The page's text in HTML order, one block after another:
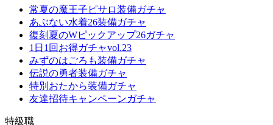
常夏の魔王子ピサロ装備ガチャ
あぶない水着26装備ガチャ
復刻夏のWピックアップ26ガチャ
1日1回お得ガチャvol.23
みずのはごろも装備ガチャ
伝説の勇者装備ガチャ
特別おたから装備ガチャ
友達招待キャンペーンガチャ
特級職